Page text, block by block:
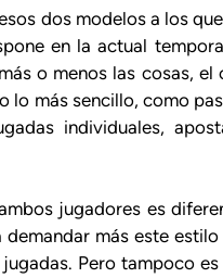
dos modelos a los
en la actual
o menos las cosas,
lo más sencillo, como
individuales,
jugadores es
más este estilo
Pero tampoco